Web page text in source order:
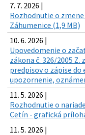
7. 7. 2026 |
Rozhodnutie o
Záhumenice (1,9 MB)
10. 6. 2026 |
Upovedomenie o
zákona č. 326/2005 Z.
predpisov o zápise do
upozornenie,
11. 5. 2026 |
Rozhodnutie o
Cetín - grafická
11. 5. 2026 |